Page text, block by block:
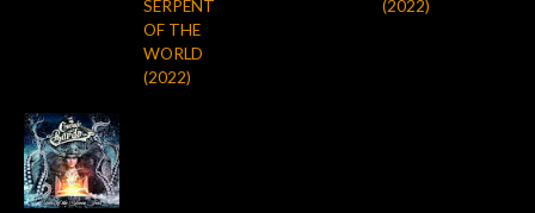
SERPENT
OF THE
WORLD
(2022)
(2022)